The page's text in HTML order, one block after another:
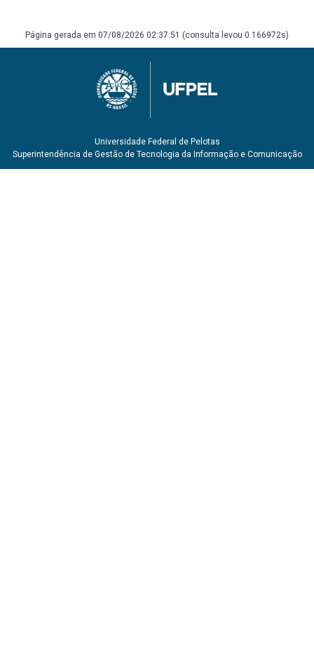
Página gerada em 07/08/2026 02:37:51 (consulta levou 0.166972s)
Universidade Federal de Pelotas
Superintendência de Gestão de Tecnologia da Informação e Comunicação